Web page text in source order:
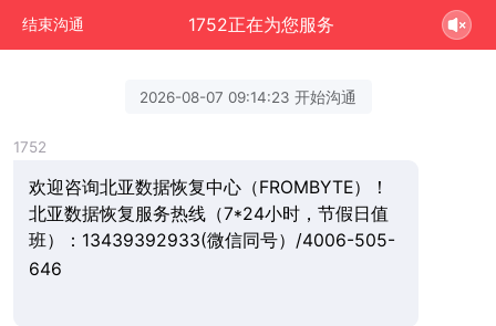
结束沟通 1752正在为您服务
2026-08-07 09:14:23 开始沟通
1752
欢迎咨询北亚数据恢复中心（FROMBYTE）！
北亚数据恢复服务热线（7*24小时，节假日值
班）：13439392933(微信同号）/4006-505-
646